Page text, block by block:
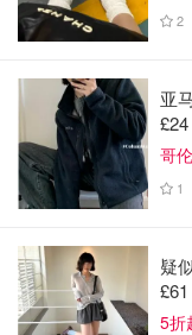
2
亚
£24
哥
1
疑
£61
5折